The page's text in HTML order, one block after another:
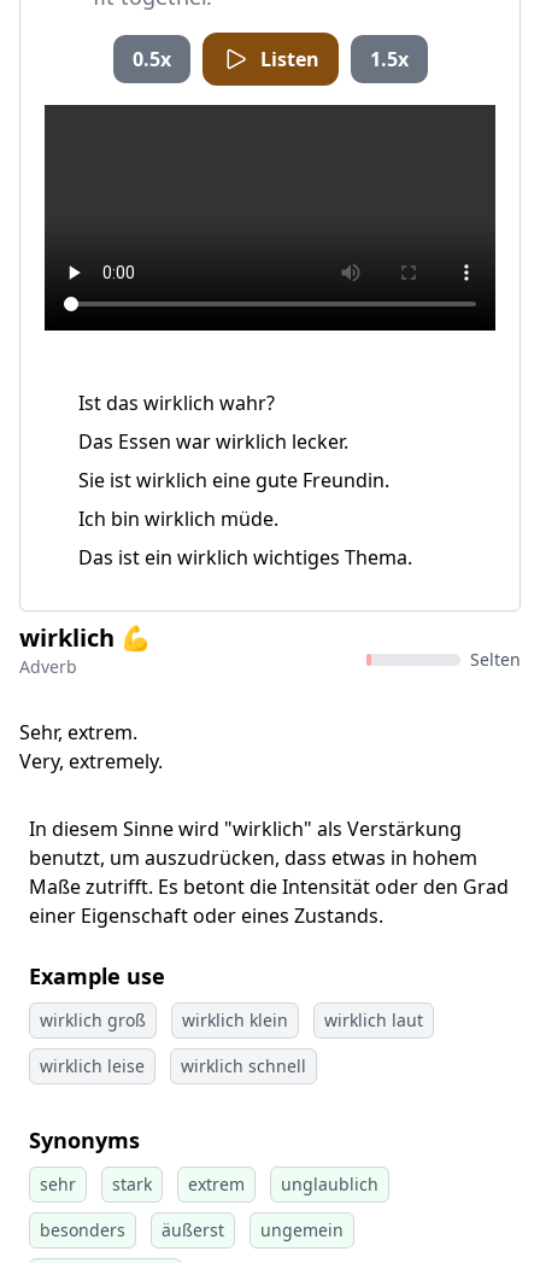
0.5x Listen 1.5x
Ist das wirklich wahr?
Das Essen war wirklich lecker.
Sie ist wirklich eine gute Freundin.
Ich bin wirklich müde.
Das ist ein wirklich wichtiges Thema.
wirklich 💪
Adverb Selten
Sehr, extrem.
Very, extremely.
In diesem Sinne wird "wirklich" als Verstärkung
benutzt, um auszudrücken, dass etwas in hohem
Maße zutrifft. Es betont die Intensität oder den Grad
einer Eigenschaft oder eines Zustands.
Example use
wirklich groß wirklich klein
wirklich laut
wirklich leise
wirklich schnell
Synonyms
sehr stark extrem
unglaublich
besonders
äußerst
ungemein